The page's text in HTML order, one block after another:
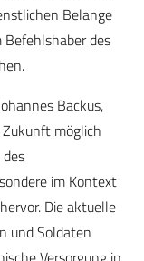
Belange
des
Backus,
möglich
im Kontext
Die aktuelle
und Soldaten